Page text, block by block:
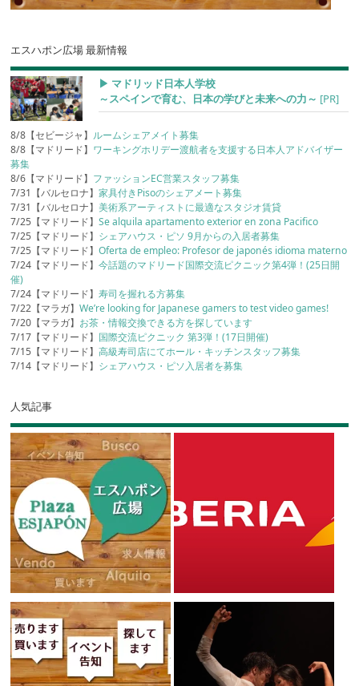
エスハポン広場 最新情報
▶︎ マドリッド日本人学校
～スペインで育む、日本の学びと未来への力～ [PR]
8/8【セビージャ】 ルームシェアメイト募集
8/8【マドリード】 ワーキングホリデー渡航者を支援する日本人アドバイザー
募集
8/6【マドリード】 ファッションEC営業スタッフ募集
7/31【バルセロナ】家具付きPisoのシェアメート募集
7/31【バルセロナ】美術系アーティストに最適なスタジオ賃貸
7/25【マドリード】Se alquila apartamento exterior en zona Pacifico
7/25【マドリード】 シェアハウス・ピソ 9月からの入居者募集
7/25【マドリード】Oferta de empleo: Profesor de japonés idioma materno
7/24【マドリード】今話題のマドリード国際交流ピクニック第4弾！(25日開
催)
7/24【マドリード】寿司を握れる方募集
7/22【マラガ】We’re looking for Japanese gamers to test video games!
7/20【マラガ】 お茶・情報交換できる方を探しています
7/17【マドリード】 国際交流ピクニック 第3弾！(17日開催)
7/15【マドリード】高級寿司店にてホール・キッチンスタッフ募集
7/14【マドリード】 シェアハウス・ピソ入居者を募集
人気記事